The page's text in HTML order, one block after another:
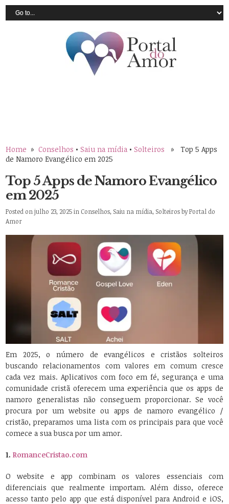
Home »Conselhos •Saiu na mídia •Solteiros » Top 5 Apps
de Namoro Evangélico em 2025
Top 5 Apps de Namoro Evangélico
em 2025
Posted on julho 23, 2025 in Conselhos, Saiu na mídia, SolteirosbyPortal do
Amor
Em 2025, o número de evangélicos e cristãos solteiros
buscando relacionamentos com valores em comum cresce
cada vez mais. Aplicativos com foco em fé, segurança e uma
comunidade cristã oferecem uma experiência que os apps de
namoro generalistas não conseguem proporcionar. Se você
procura por um website ou apps de namoro evangélico /
cristão, preparamos uma lista com os principais para que você
comece a sua busca por um amor.
1.RomanceCristao.com
O website e app combinam os valores essenciais com
diferenciais que realmente importam. Além disso, oferece
acesso tanto pelo app que está disponível para Android e iOS,